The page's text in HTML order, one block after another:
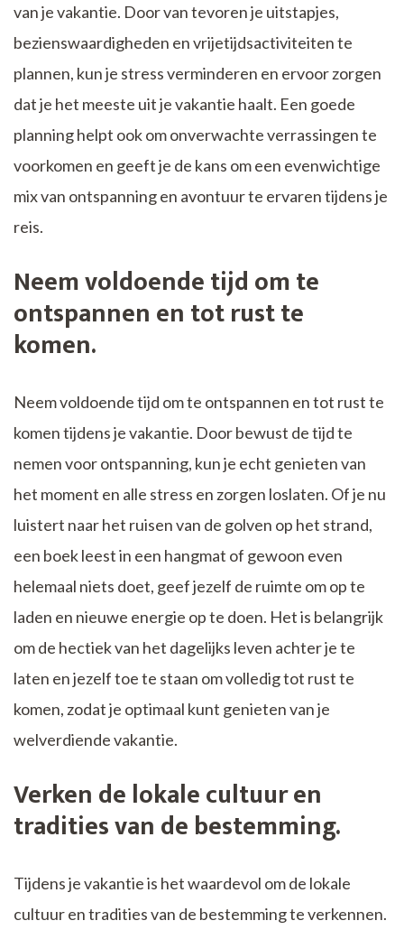
van je vakantie. Door van tevoren je uitstapjes,
bezienswaardigheden en vrijetijdsactiviteiten te
plannen, kun je stress verminderen en ervoor zorgen
dat je het meeste uit je vakantie haalt. Een goede
planning helpt ook om onverwachte verrassingen te
voorkomen en geeft je de kans om een evenwichtige
mix van ontspanning en avontuur te ervaren tijdens je
reis.
Neem voldoende tijd om te
ontspannen en tot rust te
komen.
Neem voldoende tijd om te ontspannen en tot rust te
komen tijdens je vakantie. Door bewust de tijd te
nemen voor ontspanning, kun je echt genieten van
het moment en alle stress en zorgen loslaten. Of je nu
luistert naar het ruisen van de golven op het strand,
een boek leest in een hangmat of gewoon even
helemaal niets doet, geef jezelf de ruimte om op te
laden en nieuwe energie op te doen. Het is belangrijk
om de hectiek van het dagelijks leven achter je te
laten en jezelf toe te staan om volledig tot rust te
komen, zodat je optimaal kunt genieten van je
welverdiende vakantie.
Verken de lokale cultuur en
tradities van de bestemming.
Tijdens je vakantie is het waardevol om de lokale
cultuur en tradities van de bestemming te verkennen.